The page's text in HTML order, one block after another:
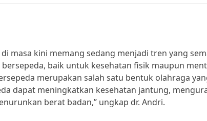
masa kini memang sedang menjadi tren yang
baik untuk kesehatan fisik maupun
merupakan salah satu bentuk olahraga
dapat meningkatkan kesehatan jantung,
berat badan,” ungkap dr. Andri.